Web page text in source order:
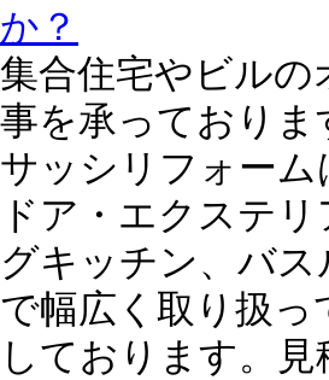
か？
集合住宅やビルの
事を承っておりま
サッシリフォー
ドア・エクステ
グキッチン、バ
で幅広く取り扱
しております。